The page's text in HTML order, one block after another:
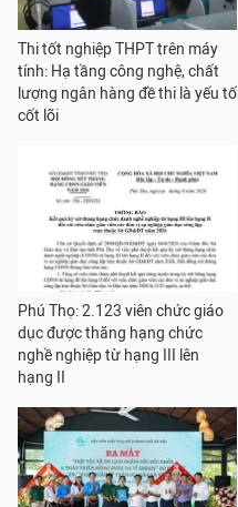
Thi tốt nghiệp THPT trên máy
tính: Hạ tầng công nghệ, chất
lượng ngân hàng đề thi là yếu tố
cốt lõi
Phú Thọ: 2.123 viên chức giáo
dục được thăng hạng chức
nghề nghiệp từ hạng III lên
hạng II